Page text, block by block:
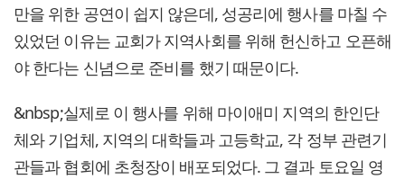
만을 위한 공연이 쉽지 않은데, 성공리에 행사를 마칠 수
있었던 이유는 교회가 지역사회를 위해 헌신하고 오픈해
야 한다는 신념으로 준비를 했기 때문이다.
&nbsp;실제로 이 행사를 위해 마이애미 지역의 한인단
체와 기업체, 지역의 대학들과 고등학교, 각 정부 관련기
관들과 협회에 초청장이 배포되었다. 그 결과 토요일 영